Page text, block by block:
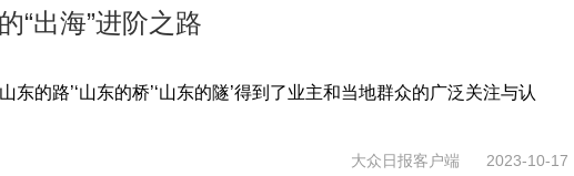
“出海”进阶之路
的路’‘山东的桥’‘山东的隧’得到了业主和当地群众的广泛关注与认
大众日报客户端 2023-10-17